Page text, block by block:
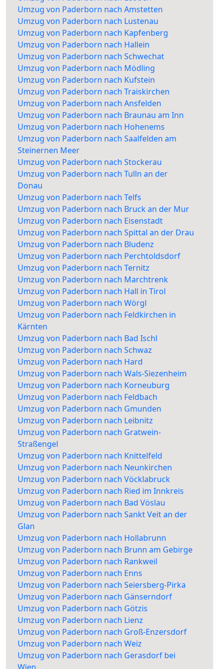
Umzug von Paderborn nach Amstetten
Umzug von Paderborn nach Lustenau
Umzug von Paderborn nach Kapfenberg
Umzug von Paderborn nach Hallein
Umzug von Paderborn nach Schwechat
Umzug von Paderborn nach Mödling
Umzug von Paderborn nach Kufstein
Umzug von Paderborn nach Traiskirchen
Umzug von Paderborn nach Ansfelden
Umzug von Paderborn nach Braunau am Inn
Umzug von Paderborn nach Hohenems
Umzug von Paderborn nach Saalfelden am
Steinernen Meer
Umzug von Paderborn nach Stockerau
Umzug von Paderborn nach Tulln an der
Donau
Umzug von Paderborn nach Telfs
Umzug von Paderborn nach Bruck an der Mur
Umzug von Paderborn nach Eisenstadt
Umzug von Paderborn nach Spittal an der Drau
Umzug von Paderborn nach Bludenz
Umzug von Paderborn nach Perchtoldsdorf
Umzug von Paderborn nach Ternitz
Umzug von Paderborn nach Marchtrenk
Umzug von Paderborn nach Hall in Tirol
Umzug von Paderborn nach Wörgl
Umzug von Paderborn nach Feldkirchen in
Kärnten
Umzug von Paderborn nach Bad Ischl
Umzug von Paderborn nach Schwaz
Umzug von Paderborn nach Hard
Umzug von Paderborn nach Wals-Siezenheim
Umzug von Paderborn nach Korneuburg
Umzug von Paderborn nach Feldbach
Umzug von Paderborn nach Gmunden
Umzug von Paderborn nach Leibnitz
Umzug von Paderborn nach Gratwein-
Straßengel
Umzug von Paderborn nach Knittelfeld
Umzug von Paderborn nach Neunkirchen
Umzug von Paderborn nach Vöcklabruck
Umzug von Paderborn nach Ried im Innkreis
Umzug von Paderborn nach Bad Vöslau
Umzug von Paderborn nach Sankt Veit an der
Glan
Umzug von Paderborn nach Hollabrunn
Umzug von Paderborn nach Brunn am Gebirge
Umzug von Paderborn nach Rankweil
Umzug von Paderborn nach Enns
Umzug von Paderborn nach Seiersberg-Pirka
Umzug von Paderborn nach Gänserndorf
Umzug von Paderborn nach Götzis
Umzug von Paderborn nach Lienz
Umzug von Paderborn nach Groß-Enzersdorf
Umzug von Paderborn nach Weiz
Umzug von Paderborn nach Gerasdorf bei